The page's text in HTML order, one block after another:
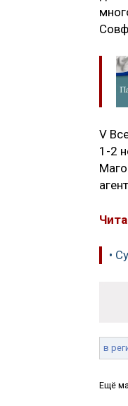
V
1-2
•
в
Ещё